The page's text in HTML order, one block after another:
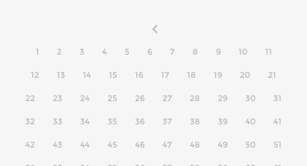
1 2 3 4 5 6 7 8 9 10 11
12 13 14 15 16 17 18 19 20 21
22 23 24 25 26 27 28 29 30 31
32 33 34 35 36 37 38 39 40 41
42 43 44 45 46 47 48 49 50 51